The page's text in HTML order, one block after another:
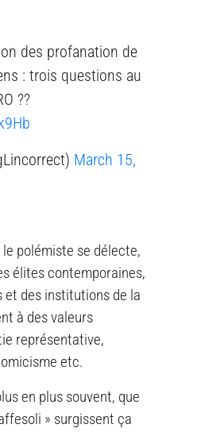
des profanation de
: trois questions au
??
March 15,
le polémiste se délecte,
élites contemporaines,
et des institutions de la
à des valeurs
représentative,
etc.
en plus souvent, que
» surgissent ça